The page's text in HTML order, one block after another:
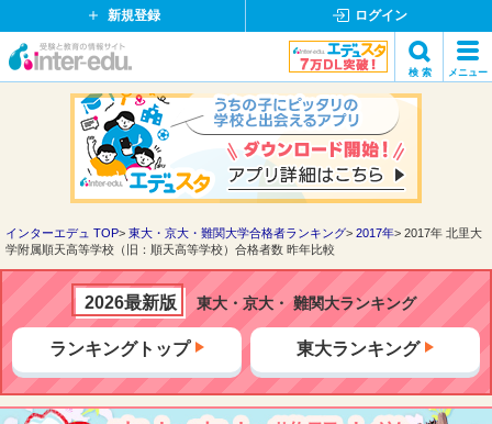
新規登録 ログイン
イ
ド
ッ
ト
検 索 メニュー
検索
インターエデュ TOP 東大・京大・難関大学合格者ランキング 2017年
2017年 北里大
学附属順天高等学校（旧：順天高等学校）合格者数 昨年比較
2026最新版 東大・京大・ 難関大ランキング
ランキングトップ 東大ランキング